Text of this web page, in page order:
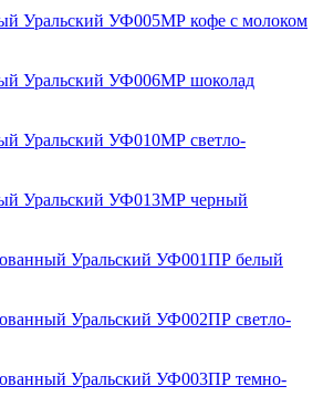
Уральский УФ005МР кофе с молоком
Уральский УФ006МР шоколад
Уральский УФ010МР светло-
Уральский УФ013МР черный
Уральский УФ001ПР белый
Уральский УФ002ПР светло-
Уральский УФ003ПР темно-